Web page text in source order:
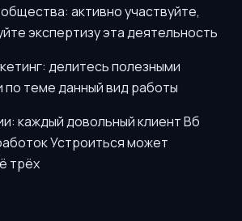
активно участвуйте,
экспертизу эта деятельность
делитесь полезными
теме данный вид работы
каждый довольный клиент Вб
Устроиться может
трёх